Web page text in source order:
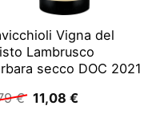
Vigna del
Lambrusco
secco DOC 2021
€ Ursprünglicher
Preis
11,08 €Aktueller